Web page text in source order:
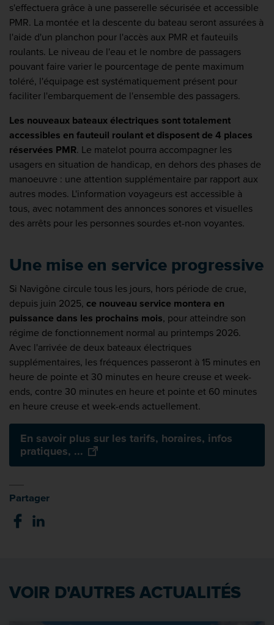
s'effectuera grâce à une passerelle sécurisée et accessible
PMR. La montée et la descente du bateau seront assurées à
l'aide d'un planchon pour l'accès aux PMR et fauteuils
roulants. Le niveau de l'eau et le nombre de passagers
pouvant faire varier le pourcentage de pente maximum
toléré, l'équipage est systématiquement présent pour
faciliter l'embarquement de l'ensemble des passagers.
Les nouveaux bateaux électriques sont totalement
accessibles en fauteuil roulant et disposent de 4 places
réservées PMR. Le matelot pourra accompagner les
usagers en situation de handicap, en dehors des phases de
manoeuvre : une attention supplémentaire par rapport aux
autres modes. L'information voyageurs est accessible à
tous, avec notamment des annonces sonores et visuelles
des arrêts pour les personnes sourdes et-non voyantes.
Une mise en service progressive
Si Navigône circule tous les jours, hors période de crue,
depuis juin 2025, ce nouveau service montera en
puissance dans les prochains mois, pour atteindre son
régime de fonctionnement normal au printemps 2026.
Avec l'arrivée de deux bateaux électriques
supplémentaires, les fréquences passeront à 15 minutes en
heure de pointe et 30 minutes en heure creuse et week-
ends, contre 30 minutes en heure et pointe et 60 minutes
en heure creuse et week-ends actuellement.
En savoir plus sur les tarifs, horaires, infos
pratiques, ...
Partager
VOIR D'AUTRES ACTUALITÉS